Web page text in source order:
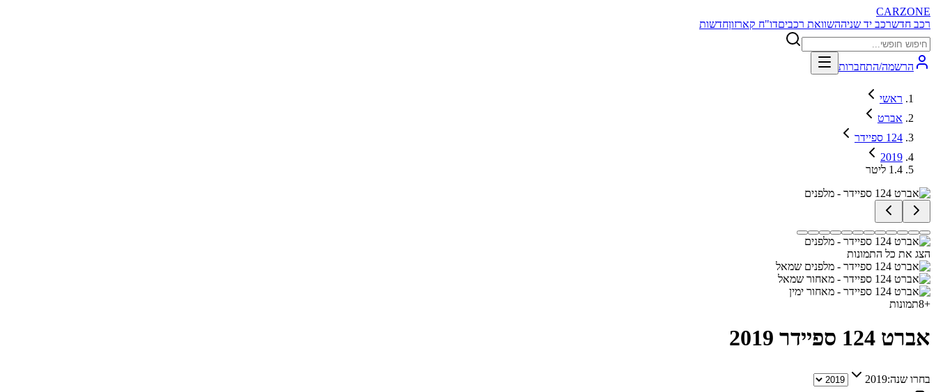
CARZONE
רכב חדשרכב יד שניההשוואת רכביםדו"ח קארזוןחדשות
הרשמה/התחברות
ראשי
אברט
124 ספיידר
2019
1.4 ליטר
הצג את כל התמונות
+
8תמונות
אברט 124 ספיידר 2019
בחרו שנה:2019